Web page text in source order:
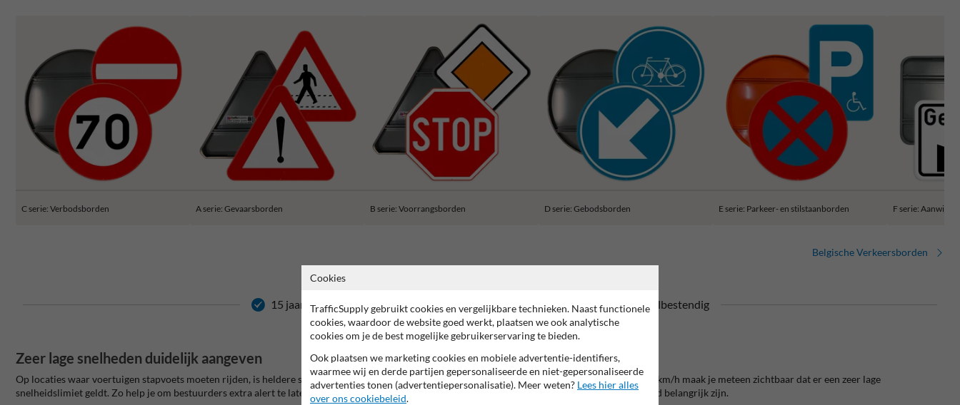
C serie: Verbodsborden A serie: Gevaarsborden B serie: Voorrangsborden D serie: Gebodsborden E serie: Parkeer- en stilstaanborden F serie:
Belgische Verkeersborden
15 jaar garantie op reflecterende folie Anti-graffiti laminaat 99% Vandaalbestendig
Zeer lage snelheden duidelijk aangeven
Op locaties waar voertuigen stapvoets moeten rijden, is heldere signalisatie onmisbaar. Met het verkeersbord SB250 C43 – Maximum snelheid 10 km/h maak je meteen zichtbaar dat er een zeer lage
snelheidslimiet geldt. Zo help je om bestuurders extra alert te laten rijden en beperk je risico’s op plaatsen waar nauwkeurigheid en voorzichtigheid belangrijk zijn.
Cookies
TrafficSupply gebruikt cookies en vergelijkbare technieken. Naast functionele
cookies, waardoor de website goed werkt, plaatsen we ook analytische
cookies om je de best mogelijke gebruikerservaring te bieden.
Ook plaatsen we marketing cookies en mobiele advertentie-identifiers,
waarmee wij en derde partijen gepersonaliseerde en niet-gepersonaliseerde
advertenties tonen (advertentiepersonalisatie). Meer weten? Lees hier alles
over ons cookiebeleid.